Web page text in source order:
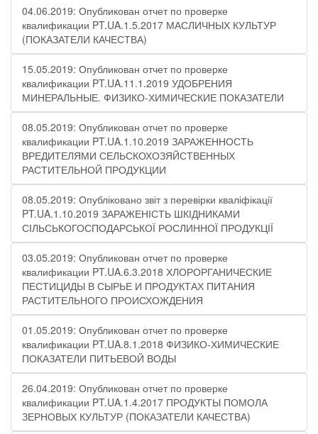
04.06.2019: Опубликован отчет по проверке
квалификации PT.UA.1.5.2017 МАСЛИЧНЫХ КУЛЬТУР
(ПОКАЗАТЕЛИ КАЧЕСТВА)
15.05.2019: Опубликован отчет по проверке
квалификации PT.UA.11.1.2019 УДОБРЕНИЯ
МИНЕРАЛЬНЫЕ. ФИЗИКО-ХИМИЧЕСКИЕ ПОКАЗАТЕЛИ
08.05.2019: Опубликован отчет по проверке
квалификации PT.UA.1.10.2019 ЗАРАЖЕННОСТЬ
ВРЕДИТЕЛЯМИ СЕЛЬСКОХОЗЯЙСТВЕННЫХ
РАСТИТЕЛЬНОЙ ПРОДУКЦИИ
08.05.2019: Опубліковано звіт з перевірки кваліфікації
PT.UA.1.10.2019 ЗАРАЖЕНІСТЬ ШКІДНИКАМИ
СІЛЬСЬКОГОСПОДАРСЬКОЇ РОСЛИННОЇ ПРОДУКЦІЇ
03.05.2019: Опубликован отчет по проверке
квалификации PT.UA.6.3.2018 ХЛОРОРГАНИЧЕСКИЕ
ПЕСТИЦИДЫ В СЫРЬЕ И ПРОДУКТАХ ПИТАНИЯ
РАСТИТЕЛЬНОГО ПРОИСХОЖДЕНИЯ
01.05.2019: Опубликован отчет по проверке
квалификации PT.UA.8.1.2018 ФИЗИКО-ХИМИЧЕСКИЕ
ПОКАЗАТЕЛИ ПИТЬЕВОЙ ВОДЫ
26.04.2019: Опубликован отчет по проверке
квалификации PT.UA.1.4.2017 ПРОДУКТЫ ПОМОЛА
ЗЕРНОВЫХ КУЛЬТУР (ПОКАЗАТЕЛИ КАЧЕСТВА)